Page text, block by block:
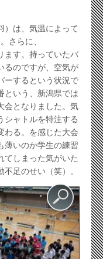
は、 気温によって
さらに、
す。 持っていたバ
のですが、 空気が
ーするという状況で
いう、 新潟県では
となりました。 気
シャトルを特注する
わる。を感じた大会
薄いのか学生の練習
てしまった気がいた
足のせい（笑）。